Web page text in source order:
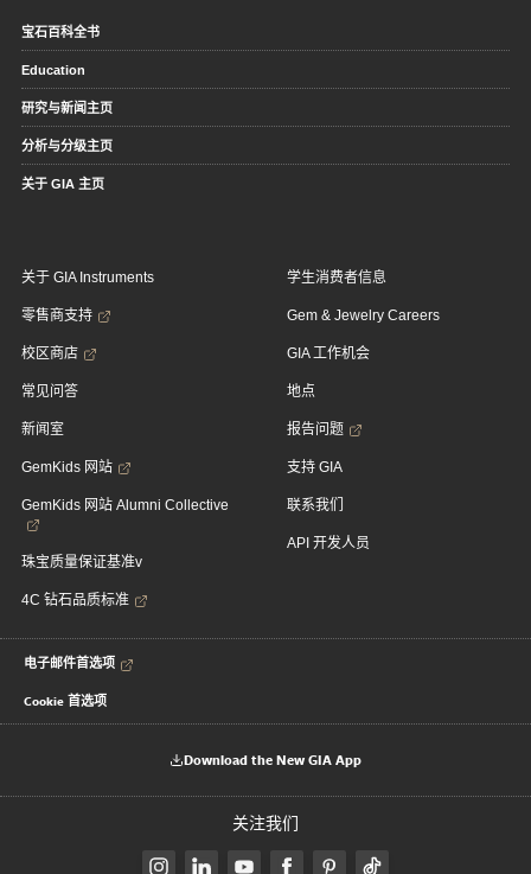
宝石百科全书
Education
研究与新闻主页
分析与分级主页
关于 GIA 主页
关于 GIA Instruments
零售商支持
校区商店
常见问答
新闻室
GemKids 网站
GemKids 网站 Alumni Collective
珠宝质量保证基准v
4C 钻石品质标准
学生消费者信息
Gem & Jewelry Careers
GIA 工作机会
地点
报告问题
支持 GIA
联系我们
API 开发人员
电子邮件首选项
Cookie 首选项
Download the New GIA App
关注我们